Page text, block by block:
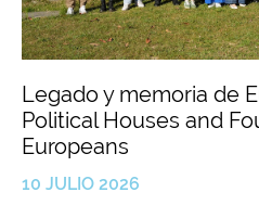
Legado y memoria de
Political Houses and
Europeans
10 JULIO 2026